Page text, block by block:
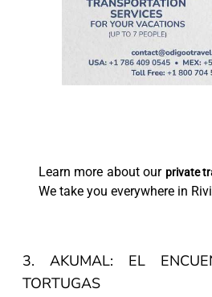
Learn more about our private
We take you everywhere in
3. AKUMAL: EL
TORTUGAS